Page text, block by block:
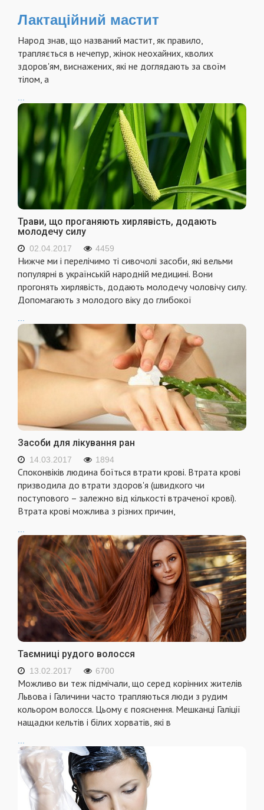
Лактаційний мастит
Народ знав, що названий мастит, як правило,
трапляється в нечепур, жінок неохайних, кволих
здоров'ям, виснажених, які не доглядають за своїм
тілом, а
Трави, що проганяють хирлявість, додають
молодечу силу
02.04.2017 4459
Нижче ми і перелічимо ті сивочолі засоби, які вельми
популярні в українській народній медицині. Вони
прогонять хирлявість, додають молодечу чоловічу силу.
Допомагають з молодого віку до глибокої
...
Засоби для лікування ран
14.03.2017 1894
Споконвіків людина боїться втрати крові. Втрата крові
призводила до втрати здоров'я (швидкого чи
поступового – залежно від кількості втраченої крові).
Втрата крові можлива з різних причин,
...
Таємниці рудого волосся
13.02.2017 6700
Можливо ви теж підмічали, що серед корінних жителів
Львова і Галичини часто трапляються люди з рудим
кольором волосся. Цьому є пояснення. Мешканці Галіції
нащадки кельтів і білих хорватів, які в